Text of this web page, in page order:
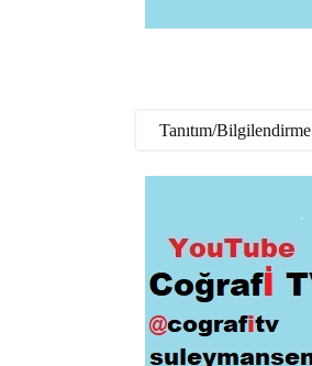
Tanıtım/Bilgilendirme